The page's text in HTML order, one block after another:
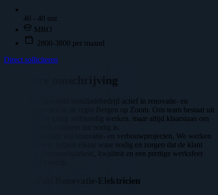
40 - 40 uur
MBO
2800-3800 per maand
Direct solliciteren
Vacature omschrijving
Wij zijn een groeiend installatiebedrijf actief in renovatie- en
verbouwprojecten in de regio Bergen op Zoom. Ons team bestaat uit
vakmensen die graag zelfstandig werken, maar altijd klaarstaan om
elkaar te helpen wanneer dat nodig is.
Al jaren verzorgen wij renovatie- en verbouwprojecten, We werken
met korte lijnen, helpen elkaar waar nodig en zorgen dat de klant
tevreden is. Betrouwbaarheid, kwaliteit en een prettige werksfeer
Jouw rol als Renovatie-Elektricien